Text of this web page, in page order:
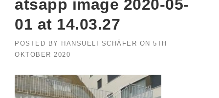
atsapp image 2020-05-
01 at 14.03.27
POSTED BY HANSUELI SCHÄFER ON 5TH
OKTOBER 2020